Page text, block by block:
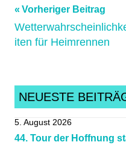
Vorheriger Beitrag
iten für Heimrennen
NEUESTE
5. August 2026
44. Tour der Hoffnung